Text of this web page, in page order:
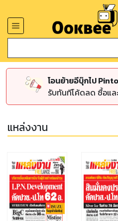
โอนย้ายอีบุ๊กไป
รับทันทีโค้ดลด ซื้อแล
แหล่งงาน